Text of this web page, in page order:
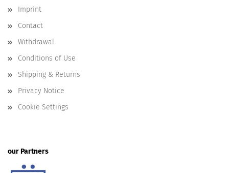
Imprint
Contact
Withdrawal
Conditions of Use
Shipping & Returns
Privacy Notice
Cookie Settings
our Partners